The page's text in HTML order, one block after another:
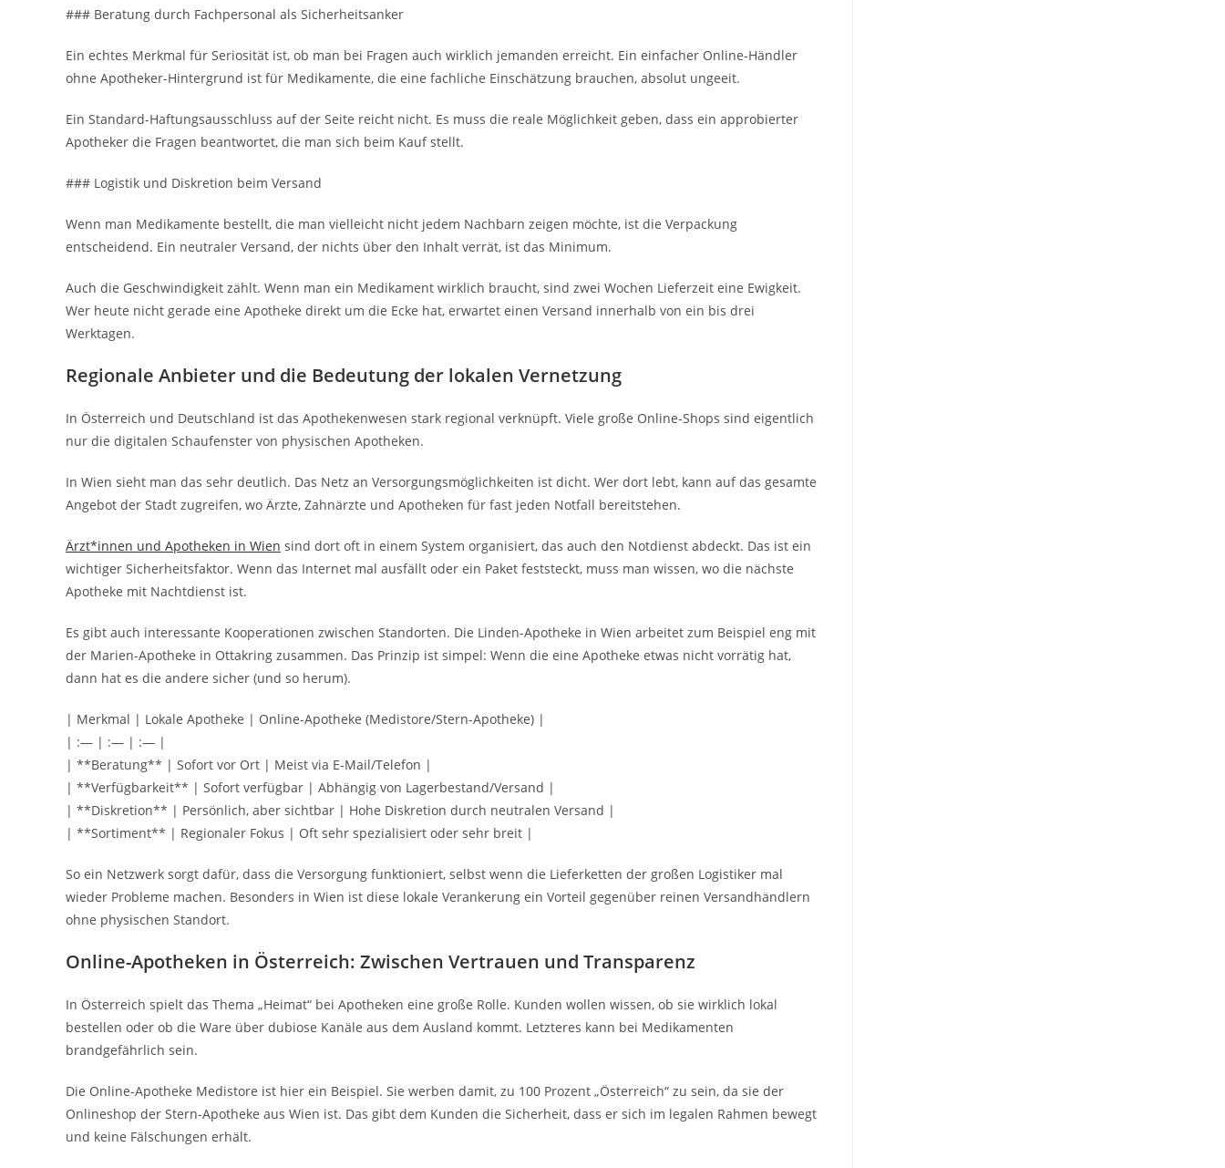
### Beratung durch Fachpersonal als Sicherheitsanker
Ein echtes Merkmal für Seriosität ist, ob man bei Fragen auch wirklich jemanden erreicht. Ein einfacher Online-Händler
ohne Apotheker-Hintergrund ist für Medikamente, die eine fachliche Einschätzung brauchen, absolut ungeeit.
Ein Standard-Haftungsausschluss auf der Seite reicht nicht. Es muss die reale Möglichkeit geben, dass ein approbierter
Apotheker die Fragen beantwortet, die man sich beim Kauf stellt.
### Logistik und Diskretion beim Versand
Wenn man Medikamente bestellt, die man vielleicht nicht jedem Nachbarn zeigen möchte, ist die Verpackung
entscheidend. Ein neutraler Versand, der nichts über den Inhalt verrät, ist das Minimum.
Auch die Geschwindigkeit zählt. Wenn man ein Medikament wirklich braucht, sind zwei Wochen Lieferzeit eine Ewigkeit.
Wer heute nicht gerade eine Apotheke direkt um die Ecke hat, erwartet einen Versand innerhalb von ein bis drei
Werktagen.
Regionale Anbieter und die Bedeutung der lokalen Vernetzung
In Österreich und Deutschland ist das Apothekenwesen stark regional verknüpft. Viele große Online-Shops sind eigentlich
nur die digitalen Schaufenster von physischen Apotheken.
In Wien sieht man das sehr deutlich. Das Netz an Versorgungsmöglichkeiten ist dicht. Wer dort lebt, kann auf das gesamte
Angebot der Stadt zugreifen, wo Ärzte, Zahnärzte und Apotheken für fast jeden Notfall bereitstehen.
Ärzt*innen und Apotheken in Wien sind dort oft in einem System organisiert, das auch den Notdienst abdeckt. Das ist ein
wichtiger Sicherheitsfaktor. Wenn das Internet mal ausfällt oder ein Paket feststeckt, muss man wissen, wo die nächste
Apotheke mit Nachtdienst ist.
Es gibt auch interessante Kooperationen zwischen Standorten. Die Linden-Apotheke in Wien arbeitet zum Beispiel eng mit
der Marien-Apotheke in Ottakring zusammen. Das Prinzip ist simpel: Wenn die eine Apotheke etwas nicht vorrätig hat,
dann hat es die andere sicher (und so herum).
| Merkmal | Lokale Apotheke | Online-Apotheke (Medistore/Stern-Apotheke) |
| :— | :— | :— |
| **Beratung** | Sofort vor Ort | Meist via E-Mail/Telefon |
| **Verfügbarkeit** | Sofort verfügbar | Abhängig von Lagerbestand/Versand |
| **Diskretion** | Persönlich, aber sichtbar | Hohe Diskretion durch neutralen Versand |
| **Sortiment** | Regionaler Fokus | Oft sehr spezialisiert oder sehr breit |
So ein Netzwerk sorgt dafür, dass die Versorgung funktioniert, selbst wenn die Lieferketten der großen Logistiker mal
wieder Probleme machen. Besonders in Wien ist diese lokale Verankerung ein Vorteil gegenüber reinen Versandhändlern
ohne physischen Standort.
Online-Apotheken in Österreich: Zwischen Vertrauen und Transparenz
In Österreich spielt das Thema „Heimat“ bei Apotheken eine große Rolle. Kunden wollen wissen, ob sie wirklich lokal
bestellen oder ob die Ware über dubiose Kanäle aus dem Ausland kommt. Letzteres kann bei Medikamenten
brandgefährlich sein.
Die Online-Apotheke Medistore ist hier ein Beispiel. Sie werben damit, zu 100 Prozent „Österreich“ zu sein, da sie der
Onlineshop der Stern-Apotheke aus Wien ist. Das gibt dem Kunden die Sicherheit, dass er sich im legalen Rahmen bewegt
und keine Fälschungen erhält.